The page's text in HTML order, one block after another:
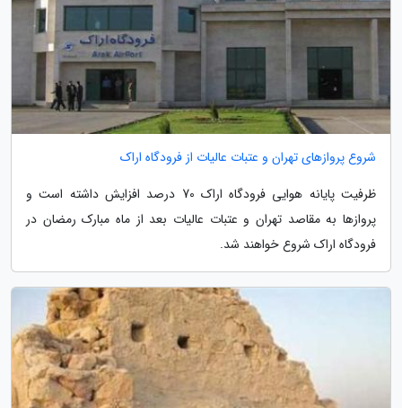
شروع پروازهای تهران و عتبات عالیات از فرودگاه اراک
ظرفیت پایانه هوایی فرودگاه اراک 70 درصد افزایش داشته است و
پروازها به مقاصد تهران و عتبات عالیات بعد از ماه مبارک رمضان در
فرودگاه اراک شروع خواهند شد.